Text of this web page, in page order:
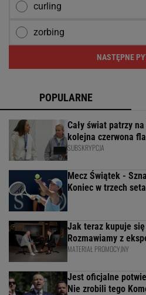
curling
zorbing
NASTĘPNE
POPULARNE
Cały świat patrzy
kolejna czerwona
SUBSKRYPCJA
Mecz Świątek -
Koniec w trzech
Jak teraz kupuje
Rozmawiamy z
MATERIAŁ PROMOCYJNY
Jest oficjalne
Nie zrobili tego